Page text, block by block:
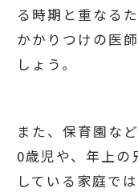
る時期と重なる
かかりつけの医
しょう。
また、保育園な
0歳児や、年上の
している家庭で